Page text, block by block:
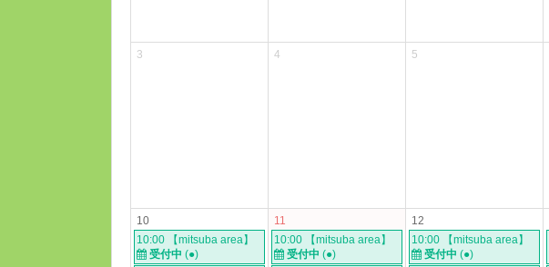
3 4 5
10
10:00 【mitsuba area】
受付中 (●)
11
10:00 【mitsuba area】
受付中 (●)
12
10:00 【mitsuba area】
受付中 (●)